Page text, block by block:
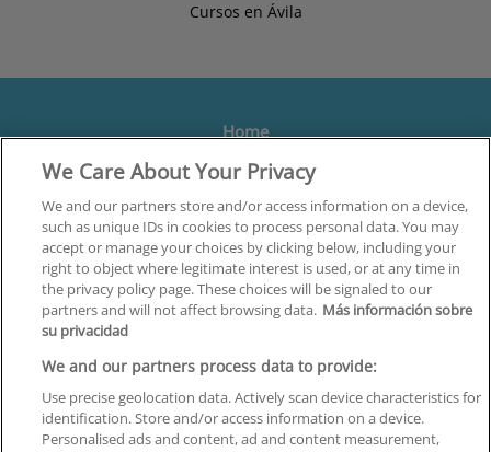
Cursos en Ávila
Home
Formación
Centros
Orientación
Quiénes somos
Contacta
Aviso Legal
Política de Privacidad
Política de Cookies
We Care About Your Privacy
We and our partners store and/or access information on a device,
such as unique IDs in cookies to process personal data. You may
accept or manage your choices by clicking below, including your
right to object where legitimate interest is used, or at any time in
the privacy policy page. These choices will be signaled to our
partners and will not affect browsing data. Más información sobre
su privacidad
We and our partners process data to provide:
Use precise geolocation data. Actively scan device characteristics for
identification. Store and/or access information on a device.
Personalised ads and content, ad and content measurement,